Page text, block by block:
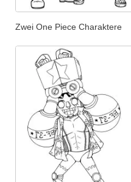
Zwei One Piece Charaktere